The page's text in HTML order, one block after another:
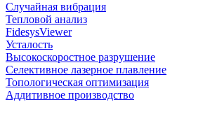
Случайная вибрация
Тепловой анализ
FidesysViewer
Усталость
Высокоскоростное разрушение
Селективное лазерное плавление
Топологическая оптимизация
Аддитивное производство